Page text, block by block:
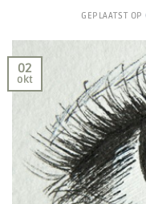
GEPLAATST OP
02
okt